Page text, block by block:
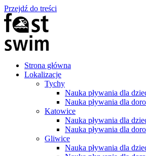
Przejdź do treści
Strona główna
Lokalizacje
Tychy
Nauka pływania dla
Nauka pływania dla
Katowice
Nauka pływania dla
Nauka pływania dla
Gliwice
Nauka pływania dla